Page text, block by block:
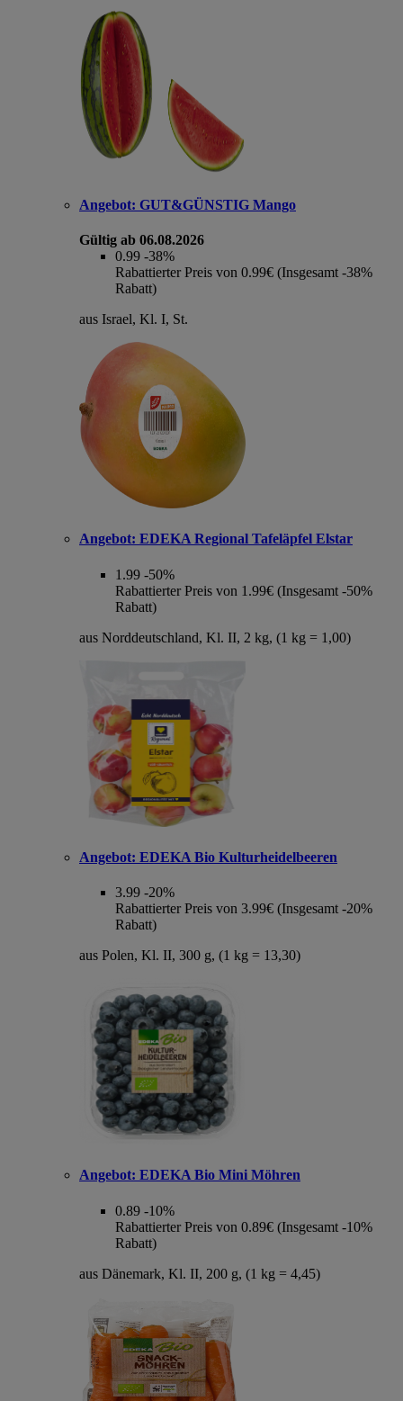
Angebot: GUT&GÜNSTIG Mango
Gültig ab 06.08.2026
0.99 -38%
Rabattierter Preis von 0.99€ (Insgesamt -38%
Rabatt)
aus Israel, Kl. I, St.
Angebot: EDEKA Regional Tafeläpfel Elstar
1.99 -50%
Rabattierter Preis von 1.99€ (Insgesamt -50%
Rabatt)
aus Norddeutschland, Kl. II, 2 kg, (1 kg = 1,00)
Angebot: EDEKA Bio Kulturheidelbeeren
3.99 -20%
Rabattierter Preis von 3.99€ (Insgesamt -20%
Rabatt)
aus Polen, Kl. II, 300 g, (1 kg = 13,30)
Angebot: EDEKA Bio Mini Möhren
0.89 -10%
Rabattierter Preis von 0.89€ (Insgesamt -10%
Rabatt)
aus Dänemark, Kl. II, 200 g, (1 kg = 4,45)